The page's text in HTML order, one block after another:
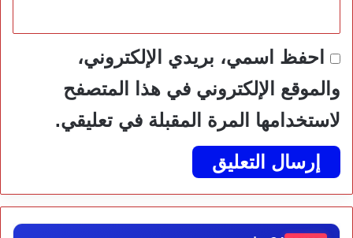
احفظ اسمي، بريدي الإلكتروني،
والموقع الإلكتروني في هذا المتصفح
لاستخدامها المرة المقبلة في تعليقي.